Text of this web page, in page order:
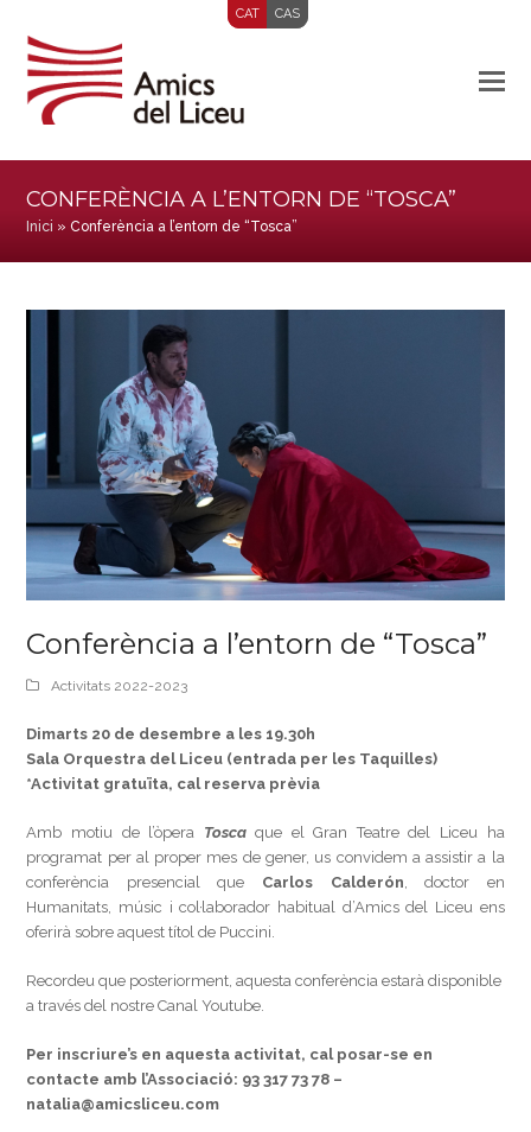
CAT CAS
CONFERÈNCIA A L’ENTORN DE “TOSCA”
Inici »Conferència a l’entorn de “Tosca”
Conferència a l’entorn de “Tosca”
Activitats 2022-2023
Dimarts 20 de desembre a les 19.30h
Sala Orquestra del Liceu (entrada per les Taquilles)
*Activitat gratuïta, cal reserva prèvia
Amb motiu de l’òpera Toscaque el Gran Teatre del Liceu ha
programat per al proper mes de gener, us convidem a assistir a la
conferència presencial que Carlos Calderón, doctor en
Humanitats, músic i col·laborador habitual d’Amics del Liceu ens
oferirà sobre aquest títol de Puccini.
Recordeu que posteriorment, aquesta conferència estarà disponible
a través del nostre Canal Youtube.
Per inscriure’s en aquesta activitat, cal posar-se en
contacte amb l’Associació: 93 317 73 78 –
natalia@amicsliceu.com